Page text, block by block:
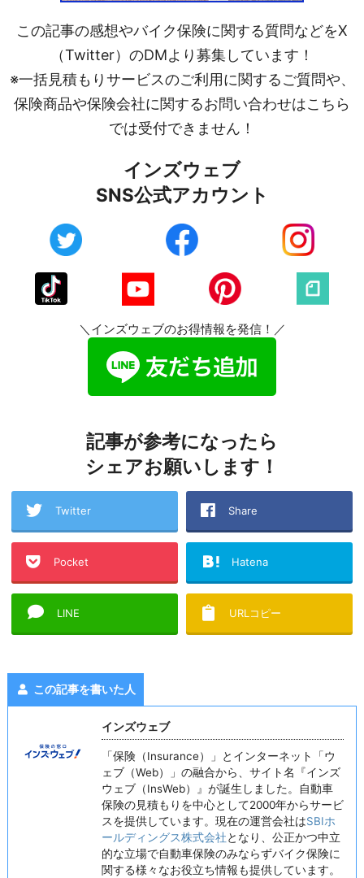
この記事の感想やバイク保険に関する質問などをX
（Twitter）のDMより募集しています！
※一括見積もりサービスのご利用に関するご質問や、
保険商品や保険会社に関するお問い合わせはこちら
では受付できません！
インズウェブ
SNS公式アカウント
＼インズウェブのお得情報を発信！／
記事が参考になったら
シェアお願いします！
Twitter Share
Pocket Hatena
LINE URLコピー
この記事を書いた人
インズウェブ
「保険（Insurance）」とインターネット「ウ
ェブ（Web）」の融合から、サイト名『インズ
ウェブ（InsWeb）』が誕生しました。自動車
保険の見積もりを中心として2000年からサービ
スを提供しています。現在の運営会社はSBIホ
ールディングス株式会社となり、公正かつ中立
的な立場で自動車保険のみならずバイク保険に
関する様々なお役立ち情報も提供しています。